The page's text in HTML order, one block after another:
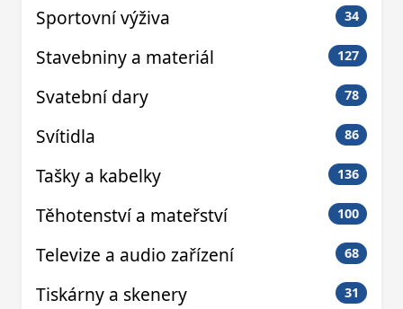
Sportovní výživa 34
Stavebniny a materiál 127
Svatební dary 78
Svítidla 86
Tašky a kabelky 136
Těhotenství a mateřství 100
Televize a audio zařízení 68
Tiskárny a skenery 31